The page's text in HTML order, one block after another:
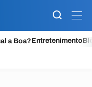
a Boa?Entretenimento